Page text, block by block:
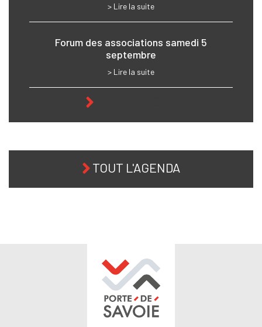
> Lire la suite
Forum des associations samedi 5
septembre
> Lire la suite
TOUT L'AGENDA